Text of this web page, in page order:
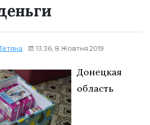
13:36, 8 Жовтня 2019
Донецкая
область